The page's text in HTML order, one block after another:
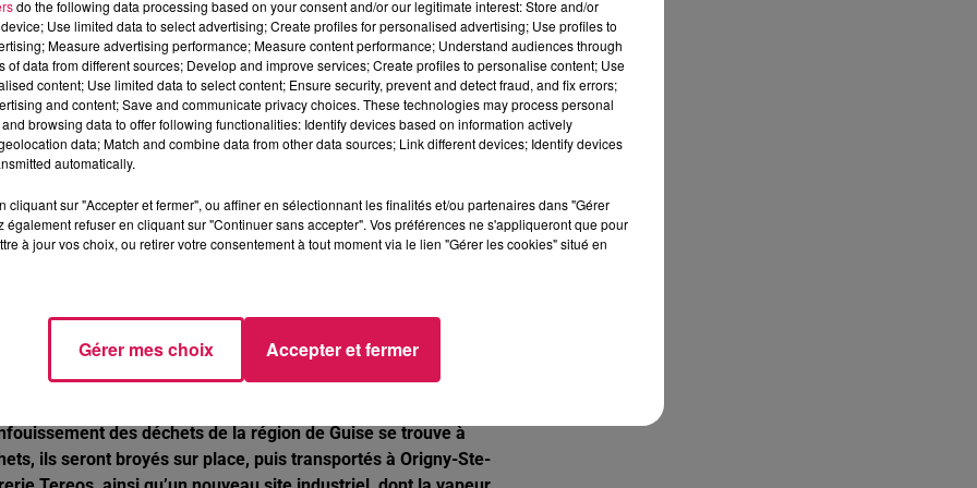
préféré via l’application « Ma Ville Connectée ». De
par les maitres verriers de l’atelier-musée du Verre à
pour les deux sites de l’écomusée de
l’atelier-musée du verre à Trélon et le musée du
idéale pour découvrir la nouvelle exposition d’intérêt national
» à Trélon, un nouveau dispositif en réalité virtuelle !
Thiérache, grâce à un nouveau système
de tri
des déchets de la région de Guise se trouve à
ils seront broyés sur place, puis transportés à Origny-Ste-
do the following data processing based on your consent and/or our legitimate interest: Store and/or
Use limited data to select advertising; Create profiles for personalised advertising; Use profiles to
Measure advertising performance; Measure content performance; Understand audiences through
of data from different sources; Develop and improve services; Create profiles to personalise content; Use
content; Use limited data to select content; Ensure security, prevent and detect fraud, and fix errors;
and content; Save and communicate privacy choices. These technologies may process personal
browsing data to offer following functionalities: Identify devices based on information actively
data; Match and combine data from other data sources; Link different devices; Identify devices
automatically.
cliquant sur "Accepter et fermer", ou affiner en sélectionnant les finalités et/ou partenaires dans "Gérer
également refuser en cliquant sur "Continuer sans accepter". Vos préférences ne s'appliqueront que pour
à jour vos choix, ou retirer votre consentement à tout moment via le lien "Gérer les cookies" situé en
Gérer mes choix Accepter et fermer